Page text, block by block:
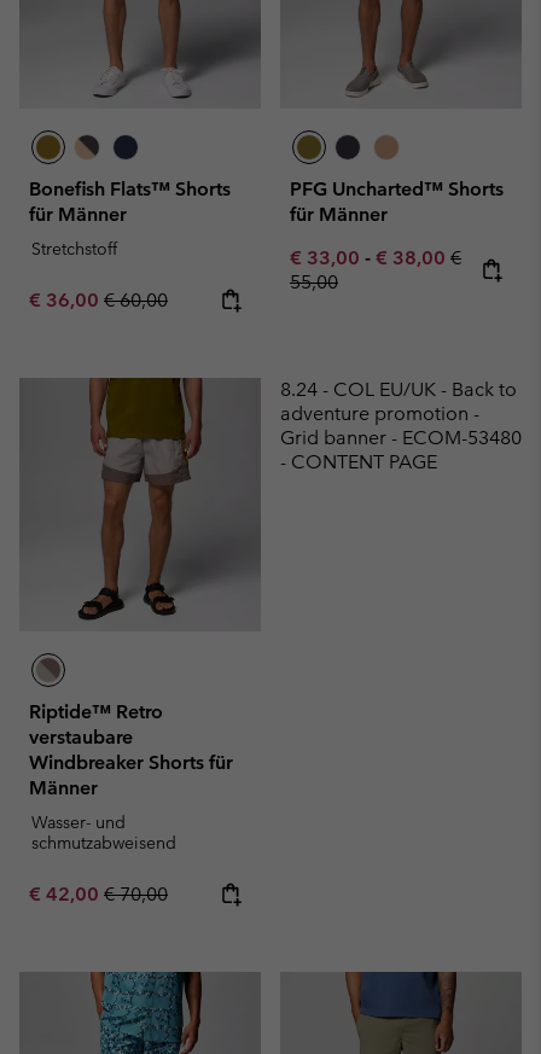
Bonefish Flats™ Shorts
für Männer
Stretchstoff
Sale price:
€ 36,00 Regular price:
€ 60,00
PFG Uncharted™ Shorts
für Männer
Minimum sale price:
€ 33,00 - Maximum sale
€ 38,00 Regular
€
55,00
Riptide™ Retro
verstaubare
Windbreaker Shorts für
Männer
Wasser- und
schmutzabweisend
Sale price:
€ 42,00 Regular price:
€ 70,00
8.24 - COL EU/UK - Back to
adventure promotion -
Grid banner - ECOM-53480
- CONTENT PAGE